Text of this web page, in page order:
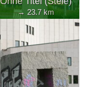
→ 23.7 km